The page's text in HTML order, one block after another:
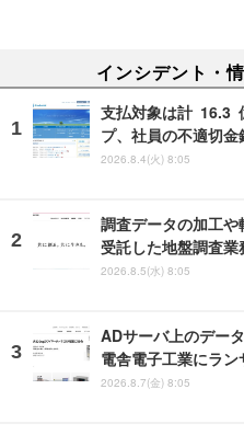
インシデント・
支払対象は計 16.3
プ、社員の不適切
2026.8.4(火) 8:05
調査データの加工
受託した地盤調査業
2026.8.5(水) 8:05
ADサーバ上のデー
電舎電子工業にラン
2026.8.7(金) 8:05